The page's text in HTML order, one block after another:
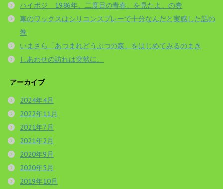
ハイポジ 1986年、二度目の青春。を見たよ。の巻
車のワックスはシリコンスプレーで十分なんだと実感した話の
巻
いまさら「あつまれどうぶつの森」をはじめてみるのまき
しあわせの訪れは突然に。
アーカイブ
2024年4月
2022年11月
2021年7月
2021年2月
2020年9月
2020年5月
2019年10月